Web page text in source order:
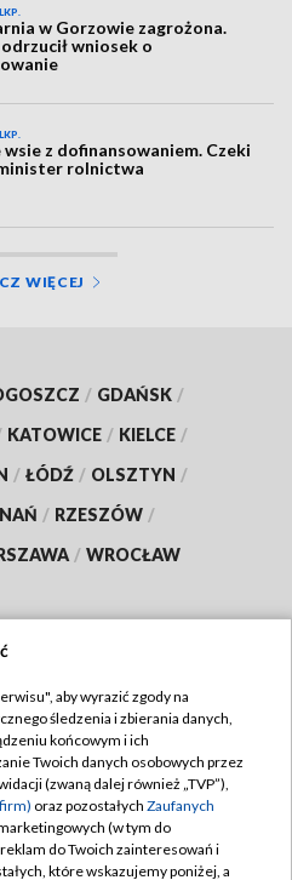
w Gorzowie zagrożona.
wniosek o
wsie z dofinansowaniem. Czeki
rolnictwa
WIĘCEJ
/ GDAŃSK /
KATOWICE / KIELCE /
/ ŁÓDŹ / OLSZTYN /
/ RZESZÓW /
/ WROCŁAW
TVP
TVP
prywatności
zgody
aby wyrazić zgody na
śledzenia i zbierania danych,
końcowym i ich
Twoich danych osobowych przez
(zwaną dalej również „TVP”),
oraz pozostałych Zaufanych
(w tym do
do Twoich zainteresowań i
które wskazujemy poniżej, a